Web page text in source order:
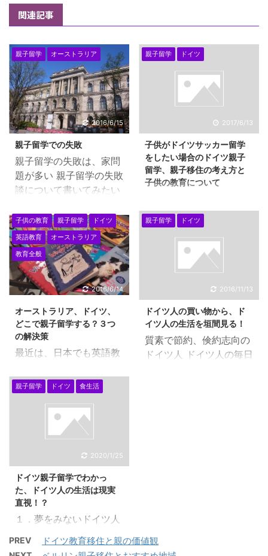
関連記事
親子留学 オーストラリア
2016/6/15
親子留学での失敗
親子留学の失敗は、家問
題が多い 親子留学の失敗
談について書いてみたい
大きな間違いから、ささ
いな失敗までいろいろと
経験してきました。 親子
留学でなかなか難しいの
が、家問題です。 ホーム
ステイのオーナーや家を
借りるときの大家さんと
の問題が親子留学ではよ
く問題になりますが、実
は、みなさん言いたがら
れていません。 オースト
ラリアでの親子留学で
は、日本人の奥様とオー
ジーの旦那様のご家庭の
家の離れを借りていたこ
ことがわかり、また、 ...
親子留学 ドイツ
2017/6/13
子供がドイツサッカー留学
をしたい場合のドイツ親子
留学、親子移住の考え方と
子供の教育について
カー留学をご希望の方が
ドイツ親子留学・移住を
する場合について ドイツ
といえば、サッカー！
ドイツの国民的スポーツ
はサッカーです。国技で
す。 ドイツでは、ブンデ
スリーガ と言います。
イギリスでは、プレミア
リーグといいますね。日
本では、Ｊリーグです。
子供の教育 親子留学
ドイツ
英語教育
オーストラリア
教育全般
2016/6/14
オーストラリア、ドイツ、
どこで親子留学する？３つ
の解決策
最近は、日本でも英語教
化へ向けて子供の教育は
どうするかと、新聞、雑
誌などでも盛り上がって
いますので、お母さんた
ちも焦ってしまっている
方も多いかと思います。
焦る必要はありません。
これから５年後、１０年
後、２０年後と現在よ
り、日本の会社でも英語
を使う率が多くなる、外
国人を採用してくるな
ど、環境が変わり、英語
親子留学 ドイツ
2016/11/13
ドイツ人の買い物から、ド
イツ人の生活を垣間見る！
質素で節約、倹約志向の
ドイツ人 ドイツ人の毎日
ありますね・・ 毎日ベル
親子留学 ドイツ 食生活
2020/1/25
ドイツ親子留学でわかっ
た、ドイツ人の生活は現実
直視！？
１．夢をみないドイツ人
間、今日を生きるとよく
PREV ドイツ教育移住と親の価値観